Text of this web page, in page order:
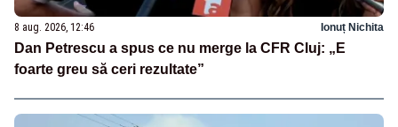
8 aug. 2026, 12:46 Ionuț Nichita
Dan Petrescu a spus ce nu merge la CFR Cluj: „E
foarte greu să ceri rezultate”